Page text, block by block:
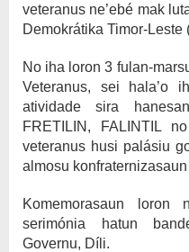
veteranus ne’ebé mak
Demokrátika Timor-Leste
No iha loron 3 fulan-
Veteranus, sei hala’o
atividade sira
FRETILIN, FALINTIL
veteranus husi palásiu
almosu
Komemorasaun
serimónia hatun
Governu, Díli.